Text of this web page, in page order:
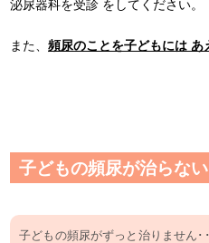
泌尿器科を受診 をしてください。
また、頻尿のことを子どもには
子どもの頻尿が治らな
子どもの頻尿がずっと治りません･